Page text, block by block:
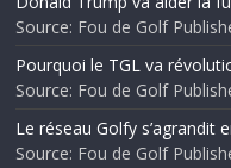
Source: Fou de Golf
Pourquoi le TGL va
Source: Fou de Golf
Le réseau Golfy s’agrandit
Source: Fou de Golf